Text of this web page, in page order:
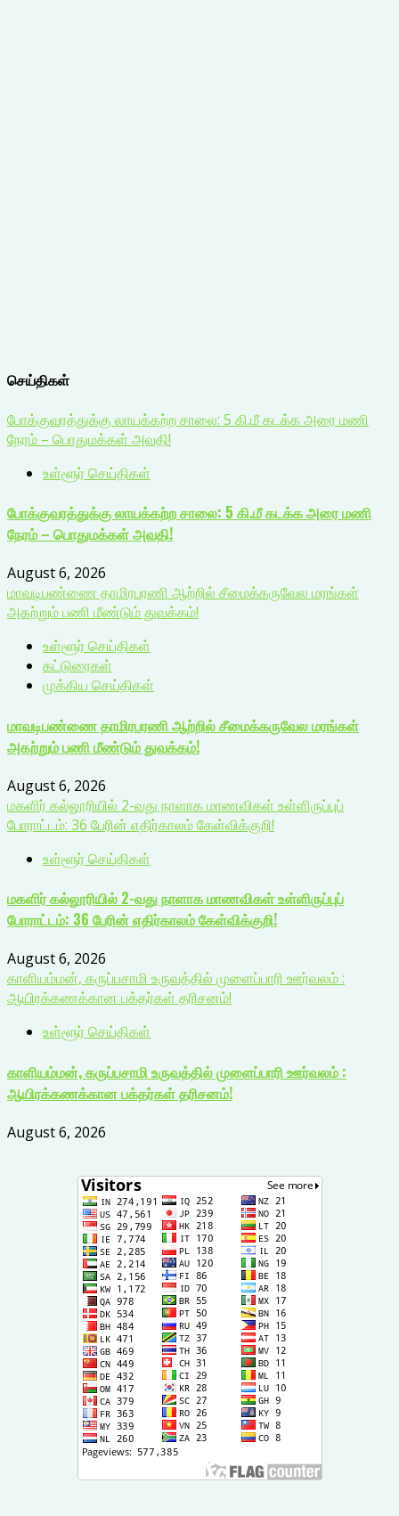
செய்திகள்
போக்குவரத்துக்கு லாயக்கற்ற சாலை: 5 கி.மீ கடக்க அரை மணி
நேரம் – பொதுமக்கள் அவதி!
உள்ளூர் செய்திகள்
போக்குவரத்துக்கு லாயக்கற்ற சாலை: 5 கி.மீ கடக்க அரை மணி
நேரம் – பொதுமக்கள் அவதி!
August 6, 2026
மாவடிபண்ணை தாமிரபரணி ஆற்றில் சீமைக்கருவேல மரங்கள்
அகற்றும் பணி மீண்டும் துவக்கம்!
உள்ளூர் செய்திகள்
கட்டுரைகள்
முக்கிய செய்திகள்
மாவடிபண்ணை தாமிரபரணி ஆற்றில் சீமைக்கருவேல மரங்கள்
அகற்றும் பணி மீண்டும் துவக்கம்!
August 6, 2026
மகளிர் கல்லூரியில் 2-வது நாளாக மாணவிகள் உள்ளிருப்புப்
போராட்டம்: 36 பேரின் எதிர்காலம் கேள்விக்குறி!
உள்ளூர் செய்திகள்
மகளிர் கல்லூரியில் 2-வது நாளாக மாணவிகள் உள்ளிருப்புப்
போராட்டம்: 36 பேரின் எதிர்காலம் கேள்விக்குறி!
August 6, 2026
காளியம்மன், கருப்பசாமி உருவத்தில் முளைப்பாரி ஊர்வலம் :
ஆயிரக்கணக்கான பக்தர்கள் தரிசனம்!
உள்ளூர் செய்திகள்
காளியம்மன், கருப்பசாமி உருவத்தில் முளைப்பாரி ஊர்வலம் :
ஆயிரக்கணக்கான பக்தர்கள் தரிசனம்!
August 6, 2026